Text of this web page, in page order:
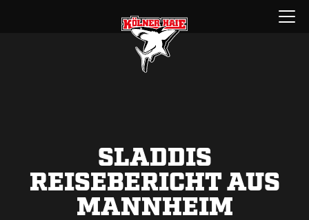
Menü
öffnen
SLADDIS
REISEBERICHT AUS
MANNHEIM